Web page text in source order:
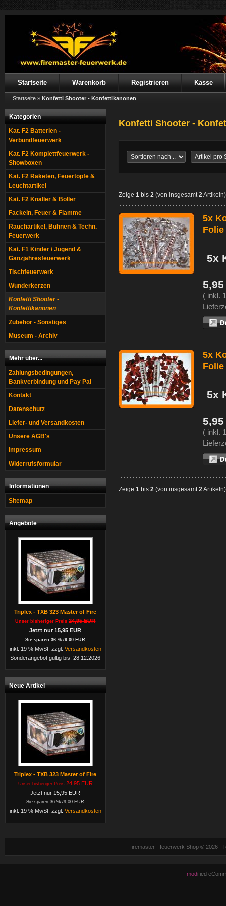
Startseite Warenkorb Registrieren Kasse
Startseite » Konfetti Shooter - Konfettikanonen
Kategorien
Kat. F2 Batterien -
Verbundfeuerwerk
Kat. F2 Komplettfeuerwerk -
Showboxen
Kat. F2 Raketen, Feuertöpfe &
Leuchtartikel
Kat. F2 Knaller & Böller
Fackeln, Feuer & Flamme
Rauchartikel, Bühnen & Techn.
Feuerwerk
Kat. F1 Kinder / Jugend &
Ganzjahresfeuerwerk
Tischfeuerwerk
Wunderkerzen
Konfetti Shooter -
Konfettikanonen
Zubehör - Sonstiges
Museum - Archiv
Mehr über...
Zahlungsbedingungen,
Bankverbindung und Pay Pal
Kontakt
Datenschutz
Liefer- und Versandkosten
Unsere AGB's
Impressum
Widerrufsformular
Informationen
Sitemap
Angebote
Triplex - TXB 323 Master of Fire
Unser bisheriger Preis24,95 EUR
Jetzt nur 15,95 EUR
Sie sparen 36 % /9,00 EUR
inkl. 19 % MwSt. zzgl. Versandkosten
Sonderangebot gültig bis: 28.12.2026
Neue Artikel
Triplex - TXB 323 Master of Fire
Unser bisheriger Preis 24,95 EUR
Jetzt nur 15,95 EUR
Sie sparen 36 % /9,00 EUR
inkl. 19 % MwSt. zzgl. Versandkosten
Konfetti Shooter -
Zeige 1 bis 2 (von insgesamt2Artikeln)
5x
5x
5,95
( inkl.
5x
Folie
5x
5,95
( inkl.
Zeige 1 bis 2 (von insgesamt2Artikeln)
firemaster - feuerwerk Shop © 2026 |
modified